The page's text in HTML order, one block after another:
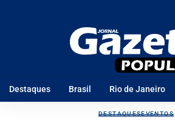
Destaques Brasil Rio de Janeiro
DESTAQUESEVENTOS